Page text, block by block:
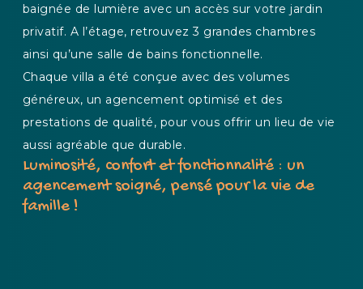
baignée de lumière avec un accès sur votre jardin
privatif. A l’étage, retrouvez 3 grandes chambres
ainsi qu’une salle de bains fonctionnelle.
Chaque villa a été conçue avec des volumes
généreux, un agencement optimisé et des
prestations de qualité, pour vous offrir un lieu de vie
aussi agréable que durable.
Luminosité, confort et fonctionnalité : un
agencement soigné, pensé pour la vie de
famille !